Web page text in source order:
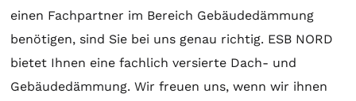
einen Fachpartner im Bereich Gebäudedämmung
benötigen, sind Sie bei uns genau richtig. ESB NORD
bietet Ihnen eine fachlich versierte Dach- und
Gebäudedämmung. Wir freuen uns, wenn wir ihnen